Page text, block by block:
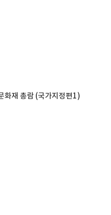
화재 총람 (국가지정편1)